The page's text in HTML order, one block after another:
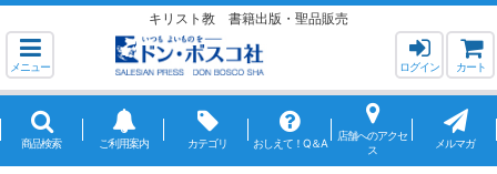
キリスト教 書籍出版・聖品販売
メニュー ログイン カート
商品検索 ご利用案内 カテゴリ おしえて！Q＆A
店舗へのアクセ
ス
メルマガ